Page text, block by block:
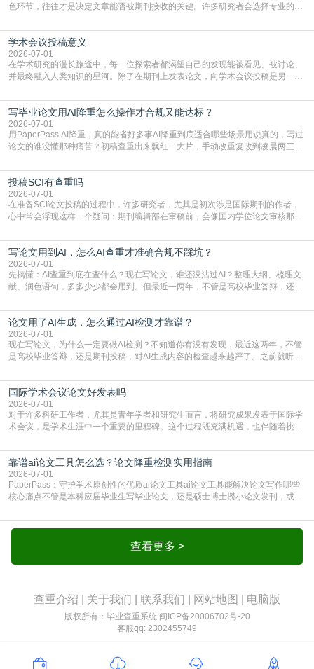
色环节，往往才是决定文章能否被期刊接收的关键。许多研究者会选择专业的语
质量，更能在此过程中深化对学术写作的理解。如何系统、高效地打磨自己的论
文，使其在语言和学术表达上更符合国际期刊的要求，是每位研究者值得投入学
习的技能。本篇AEIC学术交流中心小编就为大家介
学术会议投稿意义
2026-07-01
在学术研究的漫长旅途中，每一位探索者都渴望自己的发现能被看见、被讨论、
并最终融入人类知识的星河。除了在期刊上发表论文，向学术会议投稿是另一个
广阔学术天地的大门，连接着个体研究与社会网络。本篇AEIC学术交流中心小编
就为大家介绍“学术会议投稿意义”。一、加速研究成果的传播与反馈学术会议通
常具有周期短、时效性强的特点。相比期刊漫长的
写毕业论文用AI降重怎么操作才合规又能达标？
2026-07-01
用PaperPass AI降重，真的能省好多事AI降重到底适合哪些场景用说真的，写过
论文的谁没懂那种痛苦？初稿查重出来飘红一大片，手动改重复改到凌晨两三
到秃头。这时候靠谱的AI降重真的就是救命稻草，选对工具，半天就能搞定你两
三天都做不完的事。不是所有人都需要用AI降重，但如果你符合下面这些场景，
真的可以试试：初稿写完重复率远超要
投稿SCI有查重吗
2026-07-01
在准备SCI论文投稿的过程中，许多研究者，尤其是初次涉足国际期刊的作者，
心中常会浮现这样一个疑问：期刊编辑部在审稿前，会像国内学位论文审核那
论文的初审通过率。实际上，SCI期刊对重复内容的审查是严谨投稿流程中不可
或缺的一环。本篇AEIC学术交流中心小编就为大家介绍“投稿SCI有查重吗”。
一、查重是标准流程答案是明确的：绝大多数S
写论文用到AI，怎么AI查重才准确合规不踩坑？
2026-07-01
先搞懂：AI查重到底在查什么？现在写论文，谁还没沾过AI？整理大纲、梳理文
献、润色语句，多多少少都会用到。但最近一两年，不管是高校毕业答辩，还是
须加做AI查重。很多人分不清，AI查重和普通查重到底有啥区别？这里说透：普
通查重查的是你的文字和已公开文献的重复比例，防的是抄袭；AI查重查的是你
的内容里，有多少是AI生成的，防的是过
论文用了AI生成，怎么通过AI检测才靠谱？
2026-07-01
现在写论文，为什么一定要做AI检测？不知道你有没有发现，最近这两年，不管
是高校毕业答辩，还是期刊投稿，对AI生成内容的检查越来越严了。之前就听身
要求修改，还差点被判定学术不规范，真的太冤了。现在国内多数高校和核心期
刊，都已经明确出台了相关规定：如果使用AI生成内容辅助写作，必须明确标
注，未标注的AI生成内容会被认定为不符合学
国际学术会议论文好发表吗
2026-07-01
对于许多科研工作者，尤其是青年学者和研究生而言，将研究成果发表于国际学
术会议，是学术生涯中一个重要的里程碑。这个过程既充满机遇，也伴随着挑
疑问：国际学术会议论文到底好不好发表？其价值和难度究竟如何衡量。本篇
AEIC学术交流中心小编就为大家介绍“国际学术会议论文好发表吗”。一、会议论
文发表的相对优势与期刊论文相比，国际会议论文的发
靠谱ai论文工具怎么选？论文降重检测实用指南
2026-07-01
PaperPass：守护学术原创性的优质ai论文工具ai论文工具能解决论文写作哪些
核心痛点不管是本科应届毕业生写毕业论文，还是硕士博士攒小论文发刊，或是
自己逐句读逐句改，熬好几个大夜不说，还经常改不到点上，交上去才发现重复
率超标，再返工太折腾。现在有了成熟的ai论文工具，这些痛点基本都能高效解
决。靠谱的ai论文工具，不止能帮你梳查看更多 >
查重介绍 关于我们 联系我们 网站地图 电脑版
版权所有：毕业查重系统 闽ICP备20006702号-20
客服qq: 2302455749